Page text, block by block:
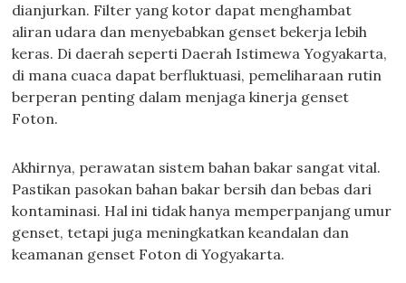
dianjurkan. Filter yang kotor dapat menghambat
aliran udara dan menyebabkan genset bekerja lebih
keras. Di daerah seperti Daerah Istimewa Yogyakarta,
di mana cuaca dapat berfluktuasi, pemeliharaan rutin
berperan penting dalam menjaga kinerja genset
Foton.
Akhirnya, perawatan sistem bahan bakar sangat vital.
Pastikan pasokan bahan bakar bersih dan bebas dari
kontaminasi. Hal ini tidak hanya memperpanjang umur
genset, tetapi juga meningkatkan keandalan dan
keamanan genset Foton di Yogyakarta.